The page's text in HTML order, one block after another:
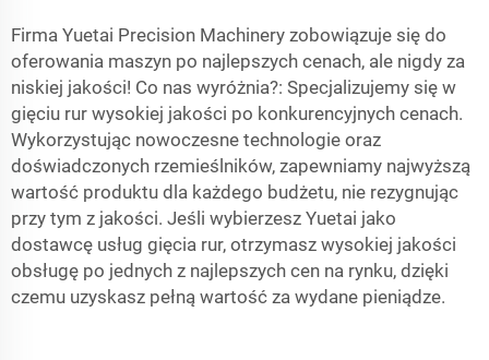
Firma Yuetai Precision Machinery zobowiązuje się do
oferowania maszyn po najlepszych cenach, ale nigdy za
niskiej jakości! Co nas wyróżnia?: Specjalizujemy się w
gięciu rur wysokiej jakości po konkurencyjnych cenach.
Wykorzystując nowoczesne technologie oraz
doświadczonych rzemieślników, zapewniamy najwyższą
wartość produktu dla każdego budżetu, nie rezygnując
przy tym z jakości. Jeśli wybierzesz Yuetai jako
dostawcę usług gięcia rur, otrzymasz wysokiej jakości
obsługę po jednych z najlepszych cen na rynku, dzięki
czemu uzyskasz pełną wartość za wydane pieniądze.